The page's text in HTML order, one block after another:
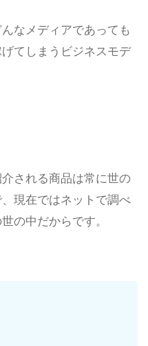
なメディアであっても
てしまうビジネスモデ
される商品は常に世の
現在ではネットで調べ
の中だからです。